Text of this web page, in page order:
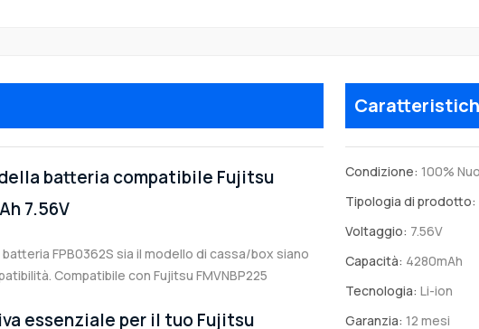
batteria compatibile Fujitsu
7.56V
FPB0362S sia il modello di cassa/box siano
Compatibile con Fujitsu FMVNBP225
essenziale per il tuo Fujitsu
Condizione: 100%
Tipologia di prodotto:
Voltaggio: 7.56V
Capacità: 4280mAh
Tecnologia: Li-ion
Garanzia: 12 mesi